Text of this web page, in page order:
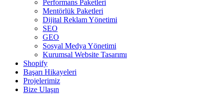
Performans Paketleri
Mentörlük Paketleri
Dijital Reklam Yönetimi
SEO
GEO
Sosyal Medya Yönetimi
Kurumsal Website Tasarımı
Shopify
Başarı Hikayeleri
Projelerimiz
Bize Ulaşın